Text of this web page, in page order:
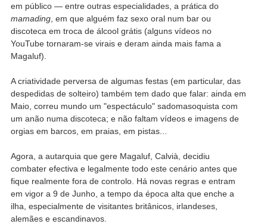
em público — entre outras especialidades, a prática do
mamading, em que alguém faz sexo oral num bar ou
discoteca em troca de álcool grátis (alguns vídeos no
YouTube tornaram-se virais e deram ainda mais fama a
Magaluf).
A criatividade perversa de algumas festas (em particular, das
despedidas de solteiro) também tem dado que falar: ainda em
Maio, correu mundo um "espectáculo" sadomasoquista com
um anão numa discoteca; e não faltam vídeos e imagens de
orgias em barcos, em praias, em pistas...
Agora, a autarquia que gere Magaluf, Calvià, decidiu
combater efectiva e legalmente todo este cenário antes que
fique realmente fora de controlo. Há novas regras e entram
em vigor a 9 de Junho, a tempo da época alta que enche a
ilha, especialmente de visitantes britânicos, irlandeses,
alemães e escandinavos.